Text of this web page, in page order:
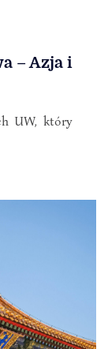
– Azja i
UW, który